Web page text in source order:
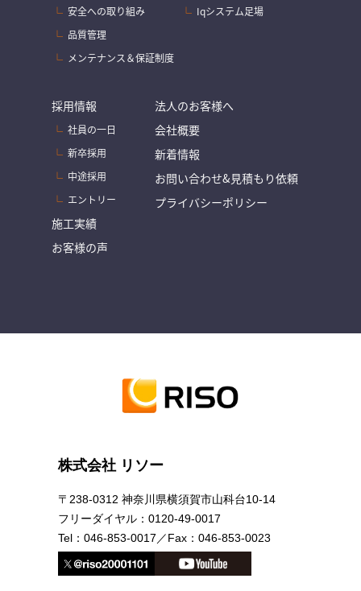
安全への取り組み
品質管理
メンテナンス＆保証制度
Iqシステム足場
採用情報
社員の一日
新卒採用
中途採用
エントリー
施工実績
お客様の声
法人のお客様へ
会社概要
新着情報
お問い合わせ&見積もり依頼
プライバシーポリシー
株式会社 リソー
〒238-0312 神奈川県横須賀市山科台10-14
フリーダイヤル： 0120-49-0017
Tel： 046-853-0017 ／Fax： 046-853-0023